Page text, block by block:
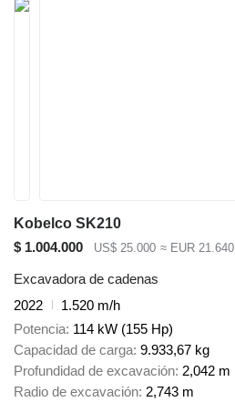
Kobelco SK210
$ 1.004.000
US$ 25.000 ≈ EUR 21.640
Excavadora de cadenas
2022
1.520 m/h
Potencia 114 kW (155 Hp)
Capacidad de carga 9.933,67 kg
Profundidad de excavación 2,042 m
Radio de excavación 2,743 m